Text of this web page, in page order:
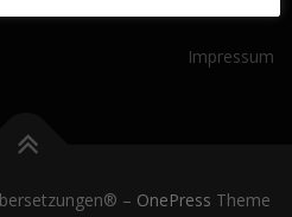
Impressum
– OnePress Theme